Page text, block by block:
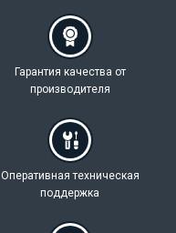
Гарантия качества от
производителя
Оперативная техническая
поддержка